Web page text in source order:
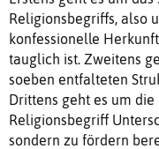
Religionsbegriffs, also
konfessionelle
tauglich ist. Zweitens
soeben entfalteten
Drittens geht es um
Religionsbegriff
sondern zu fördern